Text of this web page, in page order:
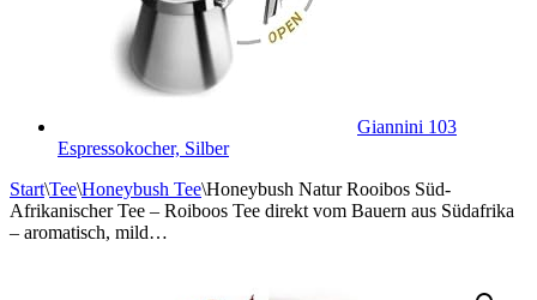
Giannini 103
Espressokocher, Silber
Start\Tee\Honeybush Tee\Honeybush Natur Rooibos Süd-
Afrikanischer Tee – Roiboos Tee direkt vom Bauern aus Südafrika
– aromatisch, mild…